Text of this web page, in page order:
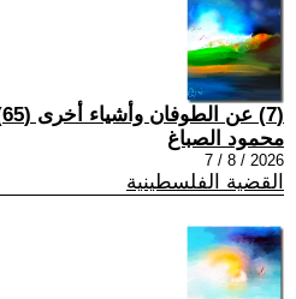
(7) عن الطوفان وأشياء أخرى (65)
محمود الصباغ
2026 / 8 / 7
القضية الفلسطينية